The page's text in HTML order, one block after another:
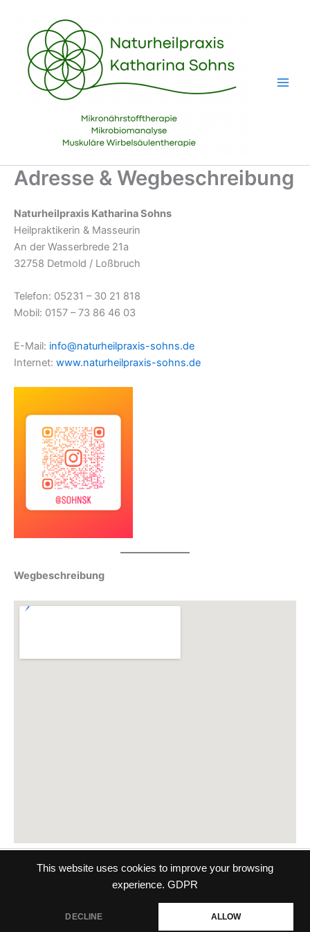
This website uses cookies to improve your browsing
experience. GDPR
DECLINE ALLOW
springen
Adresse & Wegbeschreibung
Naturheilpraxis Katharina Sohns
Heilpraktikerin & Masseurin
An der Wasserbrede 21a
32758 Detmold / Loßbruch
Telefon: 05231 – 30 21 818
Mobil: 0157 – 73 86 46 03
E-Mail: info@naturheilpraxis-sohns.de
Internet: www.naturheilpraxis-sohns.de
Wegbeschreibung
Copyright © 2026 Naturheilpraxis Katharina Sohns | Präsentiert
Astra-WordPress-Theme
Impressum